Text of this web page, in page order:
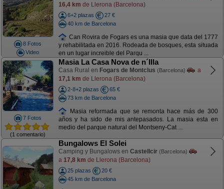
8 Fotos
Video
16,4 km de Llerona (Barcelona)
6+2 plazas
27 €
40 km de Barcelona
Can Rovira de Fogars es una masia que data del 1777
y rehabilitada en 2016. Rodeada de bosques, esta situada
en un lugar increible del Parqu ...
7 Fotos
(1 comentario)
Masia La Casa Nova de n´Illa
Casa Rural en Fogars de Montclus (Barcelona)
a
17,1 km de Llerona (Barcelona)
2-8+2 plazas
65 €
73 km de Barcelona
Masia reformada que se remonta hace más de 300
años y ha sido de mis antepasados. La masia esta en
medio del parque natural del Montseny-Cat ...
Bungalows El Solei
Camping y Bungalows en Castellcir (Barcelona)
a 17,8 km de Llerona (Barcelona)
25 plazas
20 €
45 km de Barcelona